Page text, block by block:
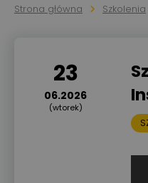
Strona główna Szkolenia
23
06.2026
(wtorek)